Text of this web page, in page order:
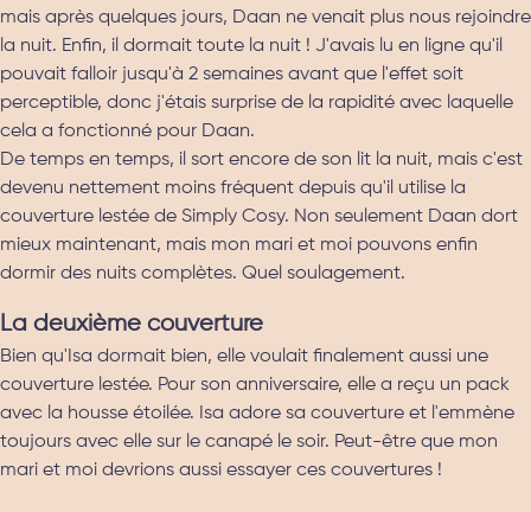
mais après quelques jours, Daan ne venait plus nous rejoindre
la nuit. Enfin, il dormait toute la nuit ! J'avais lu en ligne qu'il
pouvait falloir jusqu'à 2 semaines avant que l'effet soit
perceptible, donc j'étais surprise de la rapidité avec laquelle
cela a fonctionné pour Daan.
De temps en temps, il sort encore de son lit la nuit, mais c'est
devenu nettement moins fréquent depuis qu'il utilise la
couverture lestée de Simply Cosy. Non seulement Daan dort
mieux maintenant, mais mon mari et moi pouvons enfin
dormir des nuits complètes. Quel soulagement.
La deuxième couverture
Bien qu'Isa dormait bien, elle voulait finalement aussi une
couverture lestée. Pour son anniversaire, elle a reçu un pack
avec la housse étoilée. Isa adore sa couverture et l'emmène
toujours avec elle sur le canapé le soir. Peut-être que mon
mari et moi devrions aussi essayer ces couvertures !